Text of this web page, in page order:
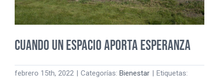
Cuando un espacio aporta esperanza
febrero 15th, 2022 | Categorías: Bienestar | Etiquetas: